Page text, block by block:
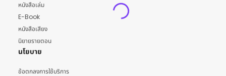
หนังสือเล่ม
E-Book
หนังสือเสียง
นิยายรายตอน
นโยบาย
ข้อตกลงการใช้บริการ